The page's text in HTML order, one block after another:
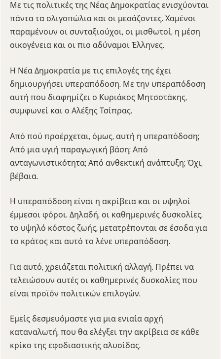
Με τις πολιτικές της Νέας Δημοκρατίας ενισχύονται
πάντα τα ολιγοπώλια και οι μεσάζοντες. Χαμένοι
παραμένουν οι συνταξιούχοι, οι μισθωτοί, η μέση
οικογένεια και οι πιο αδύναμοι Έλληνες.
Η Νέα Δημοκρατία με τις επιλογές της έχει
δημιουργήσει υπεραπόδοση. Με την υπεραπόδοση
αυτή που διαφημίζει ο Κυριάκος Μητσοτάκης,
συμφωνεί και ο Αλέξης Τσίπρας.
Από πού προέρχεται, όμως, αυτή η υπεραπόδοση;
Από μια υγιή παραγωγική βάση; Από
ανταγωνιστικότητα; Από ανθεκτική ανάπτυξη; Όχι,
βέβαια.
Η υπεραπόδοση είναι η ακρίβεια και οι υψηλοί
έμμεσοι φόροι. Δηλαδή, οι καθημερινές δυσκολίες,
το υψηλό κόστος ζωής, μετατρέπονται σε έσοδα για
το κράτος και αυτό το λένε υπεραπόδοση.
Για αυτό, χρειάζεται πολιτική αλλαγή. Πρέπει να
τελειώσουν αυτές οι καθημερινές δυσκολίες που
είναι προϊόν πολιτικών επιλογών.
Εμείς δεσμευόμαστε για μια ενιαία αρχή
καταναλωτή, που θα ελέγξει την ακρίβεια σε κάθε
κρίκο της εφοδιαστικής αλυσίδας.